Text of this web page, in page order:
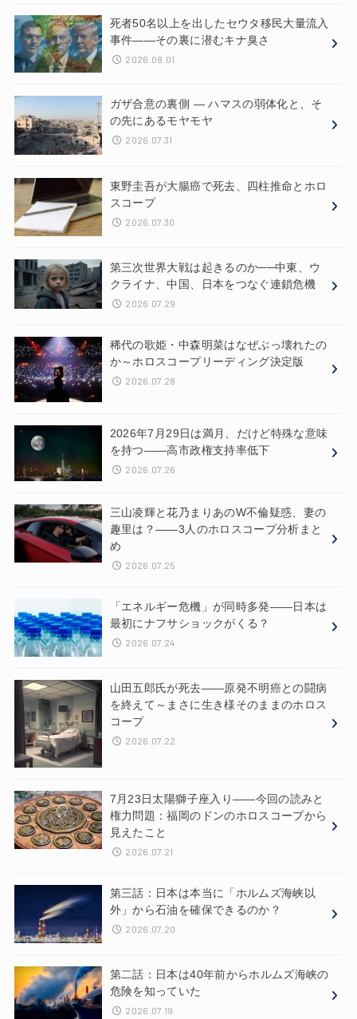
死者50名以上を出したセウタ移民大量流入
事件——その裏に潜むキナ臭さ
2026.08.01
ガザ合意の裏側 ― ハマスの弱体化と、そ
の先にあるモヤモヤ
2026.07.31
東野圭吾が大腸癌で死去、四柱推命とホロ
スコープ
2026.07.30
第三次世界大戦は起きるのか──中東、ウ
クライナ、中国、日本をつなぐ連鎖危機
2026.07.29
稀代の歌姫・中森明菜はなぜぶっ壊れたの
か～ホロスコープリーディング決定版
2026.07.28
2026年7月29日は満月、だけど特殊な意味
を持つ——高市政権支持率低下
2026.07.26
三山凌輝と花乃まりあのW不倫疑惑、妻の
趣里は？——3人のホロスコープ分析まと
め
2026.07.25
「エネルギー危機」が同時多発——日本は
最初にナフサショックがくる？
2026.07.24
山田五郎氏が死去——原発不明癌との闘病
を終えて～まさに生き様そのままのホロス
コープ
2026.07.22
7月23日太陽獅子座入り——今回の読みと
権力問題：福岡のドンのホロスコープから
見えたこと
2026.07.21
第三話：日本は本当に「ホルムズ海峡以
外」から石油を確保できるのか？
2026.07.20
第二話：日本は40年前からホルムズ海峡の
危険を知っていた
2026.07.19